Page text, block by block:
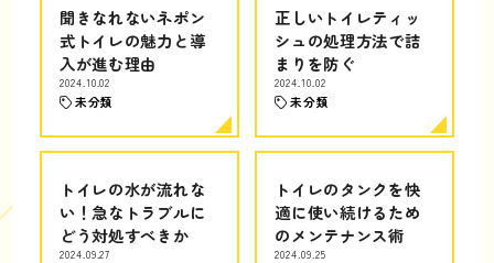
聞きなれないネポン
式トイレの魅力と導
入が進む理由
2024.10.02
未分類
正しいトイレティッ
シュの処理方法で詰
まりを防ぐ
2024.10.02
未分類
トイレの水が流れな
い！急なトラブルに
どう対処すべきか
2024.09.27
トイレのタンクを快
適に使い続けるため
のメンテナンス術
2024.09.25